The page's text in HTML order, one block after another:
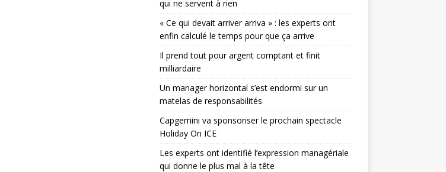
qui ne servent à rien
« Ce qui devait arriver arriva » : les experts ont
enfin calculé le temps pour que ça arrive
Il prend tout pour argent comptant et finit
milliardaire
Un manager horizontal s’est endormi sur un
matelas de responsabilités
Capgemini va sponsoriser le prochain spectacle
Holiday On ICE
Les experts ont identifié l’expression managériale
qui donne le plus mal à la tête